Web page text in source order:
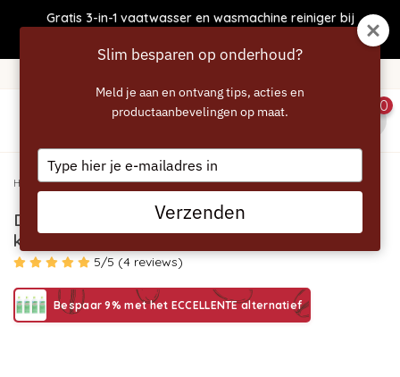
Gratis 3-in-1 vaatwasser en wasmachine reiniger bij
0
Home/DELONGHI EcoDecalk DLSC500 - 4x500ml - koffiemachine ontkalker
DELONGHI EcoDecalk DLSC500 - 4x500ml -
koffiemachine ontkalker
5/5 (4 reviews)
Bespaar 9% met het ECCELLENTE alternatief
Slim besparen op onderhoud?
Meld je aan en ontvang tips, acties en
productaanbevelingen op maat.
Type
your
email
Verzenden